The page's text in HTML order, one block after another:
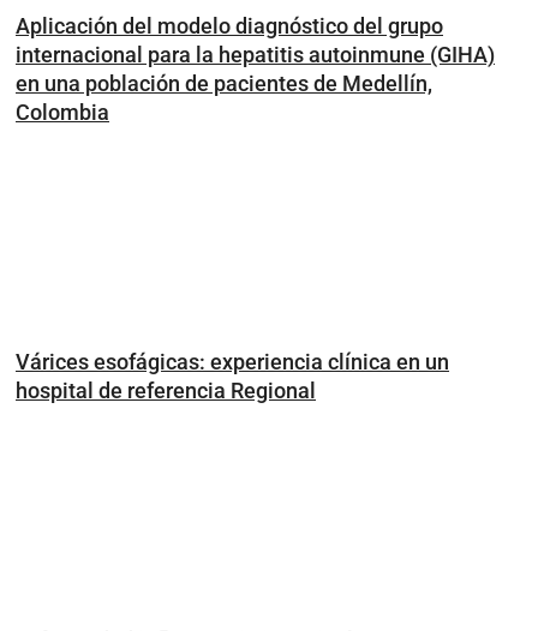
Aplicación del modelo diagnóstico del grupo
internacional para la hepatitis autoinmune (GIHA)
en una población de pacientes de Medellín,
Colombia
Várices esofágicas: experiencia clínica en un
hospital de referencia Regional